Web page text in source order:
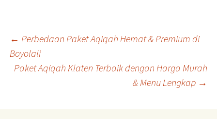
Post
navigation
← Perbedaan Paket Aqiqah Hemat & Premium di
Boyolali
Paket Aqiqah Klaten Terbaik dengan Harga Murah
& Menu Lengkap →